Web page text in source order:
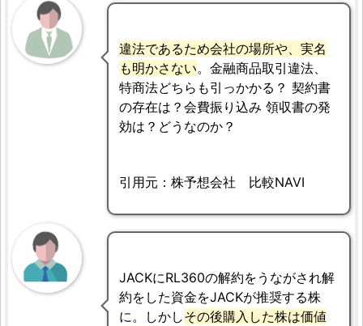
違法であるため会社の場所や、実名
も明かさない。金融商品取引違法、
特商法どちらも引っかかる？ 契約書
の存在は？会費振り込み 領収書の発
効は？どうなのか？
引用元：株予想会社 比較NAVI
JACKにRL360の解約をうながされ解
約をした資金をJACKが推奨する株
に。しかしその後購入した株は価値